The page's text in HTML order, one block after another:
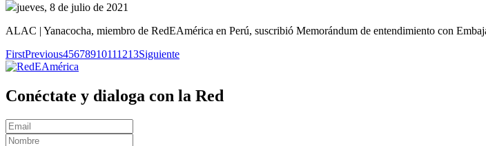
jueves, 8 de julio de 2021
ALAC | Yanacocha, miembro de RedEAmérica en Perú, suscribió Memorándum de entendimiento con
FirstPrevious45678910111213Siguiente
Conéctate y dialoga con la Red